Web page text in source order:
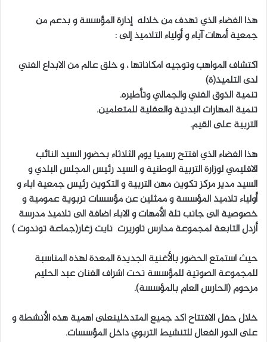
ت
ر
هذا الفضاء الذي تهدف من خلاله إدارة المؤسسة و بدعم من
جمعية أمهات آباء و أولياء التلاميذ إلى :
اكتشاف المواهب وتوجيه امكاناتها ، و خلق عالم من الابداع الفني
لدى التلميذ(ة)
تنمية الذوق الفني والجمالي وتأطيره.
تنمية المهارات البدنية والعقلية للمتعلمين.
التربية على القيم.
هذا الفضاء الذي افتتح رسميا يوم الثلاثاء بحضور السيد النائب
الاقليمي لوزارة التربية الوطنية و السيد رئيس المجلس البلدي و
السيد مدير مركز تكوين مهن التربية و التكوين رئيس جمعية اباء و
أولياء تلاميذ المؤسسة و ممثلين عن مؤسسات تربوية عمومية و
خصوصية الى جانب تلة الأمهات و الاباء اضافة الى تلاميذ مدرسة
أزدل التابعة لمجموعة مدارس تاوريرت نايت زغار(جماعة توندوت )
حيث استمتع الحضور بالأغنية الجديدة المعدة لهذه المناسبة
للمجموعة الصوتية للمؤسسة تحت اشراف الفنان عبد الحليم
مرحوم (الحارس العام بالمؤسسة).
خلال حفل الافتتاح اكد جميع المتدخلينعلى اهمية هذه الأنشطة و
على الدور الفعال للتنشيط التربوي داخل المؤسسات.